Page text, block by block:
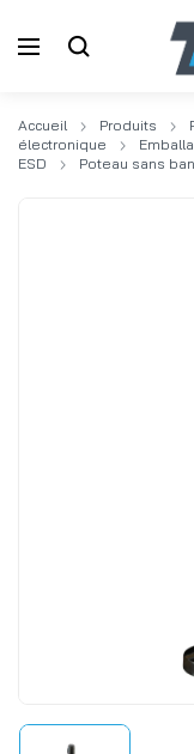
Accueil Produits
électronique
ESD
Poteau sans